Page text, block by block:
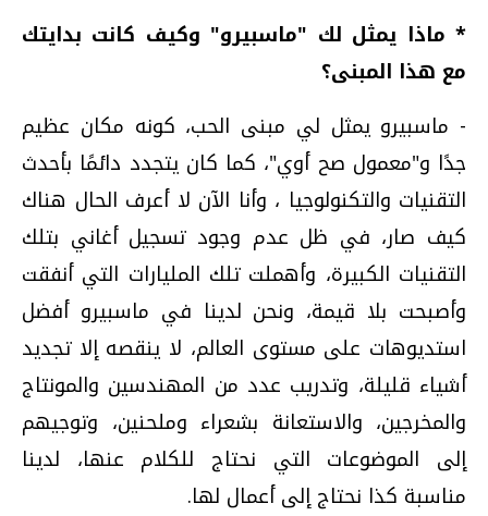
* ماذا يمثل لك "ماسبيرو" وكيف كانت بدايتك
مع هذا المبنى؟
- ماسبيرو يمثل لي مبنى الحب، كونه مكان عظيم
جدًا و"معمول صح أوي"، كما كان يتجدد دائمًا بأحدث
التقنيات والتكنولوجيا ، وأنا الآن لا أعرف الحال هناك
كيف صار، في ظل عدم وجود تسجيل أغاني بتلك
التقنيات الكبيرة، وأهملت تلك المليارات التي أنفقت
وأصبحت بلا قيمة، ونحن لدينا في ماسبيرو أفضل
استديوهات على مستوى العالم، لا ينقصه إلا تجديد
أشياء قليلة، وتدريب عدد من المهندسين والمونتاج
والمخرجين، والاستعانة بشعراء وملحنين، وتوجيهم
إلى الموضوعات التي نحتاج للكلام عنها، لدينا
مناسبة كذا نحتاج إلى أعمال لها.